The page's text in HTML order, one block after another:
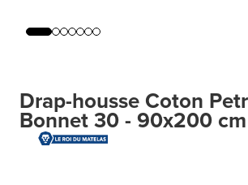
Drap-housse Coton
Bonnet 30 - 90x200 cm